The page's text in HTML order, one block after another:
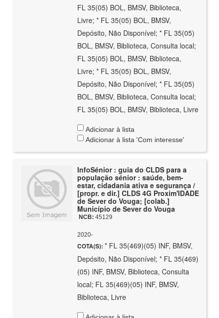
FL 35(05) BOL, BMSV, Biblioteca,
Livre; * FL 35(05) BOL, BMSV,
Depósito, Não Disponível; * FL 35(05)
BOL, BMSV, Biblioteca, Consulta local;
FL 35(05) BOL, BMSV, Biblioteca,
Livre; * FL 35(05) BOL, BMSV,
Depósito, Não Disponível; * FL 35(05)
BOL, BMSV, Biblioteca, Consulta local;
FL 35(05) BOL, BMSV, Biblioteca, Livre
Adicionar à lista
Adicionar à lista 'Com interesse'
InfoSénior : guia do CLDS para a
população sénior : saúde, bem-
estar, cidadania ativa e segurança /
[propr. e dir.] CLDS 4G Proxim'IDADE
de Sever do Vouga; [colab.]
Município de Sever do Vouga
NCB: 45129
2020-
COTA(S): * FL 35(469)(05) INF, BMSV,
Depósito, Não Disponível; * FL 35(469)
(05) INF, BMSV, Biblioteca, Consulta
local; FL 35(469)(05) INF, BMSV,
Biblioteca, Livre